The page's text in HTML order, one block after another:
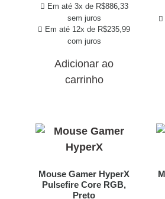
Em até 3x de R$886,33
sem juros
Em até 12x de R$235,99
com juros
Adicionar ao
carrinho
Mouse Gamer HyperX
Pulsefire Core RGB,
Preto